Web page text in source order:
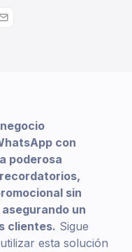
con
poderosa
sin
un
clientes. Sigue
esta solución